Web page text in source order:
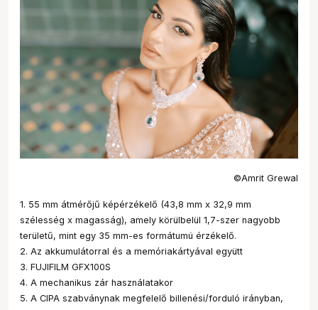
©Amrit Grewal
1. 55 mm átmérőjű képérzékelő (43,8 mm x 32,9 mm
szélesség x magasság), amely körülbelül 1,7-szer nagyobb
területű, mint egy 35 mm-es formátumú érzékelő.
2. Az akkumulátorral és a memóriakártyával együtt
3. FUJIFILM GFX100S
4. A mechanikus zár használatakor
5. A CIPA szabványnak megfelelő billenési/forduló irányban,